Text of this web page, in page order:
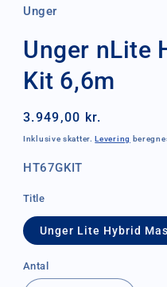
Unger
Unger nLite
Kit 6,6m
Normalpris
3.949,00 kr.
Inklusive skatter.Levering
SKU:
HT67GKIT
Title
Unger Lite Hybrid
Antal
Antal